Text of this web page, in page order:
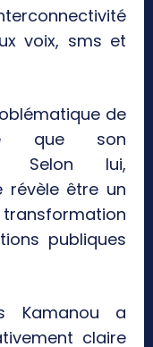
voix, sms et
de
que son
Selon lui,
révèle être un
publiques
Kamanou a
claire